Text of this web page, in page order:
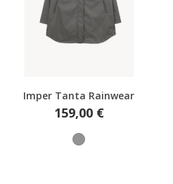
Aperçu rapide
Imper Tanta Rainwear
Prix
159,00 €
Gris